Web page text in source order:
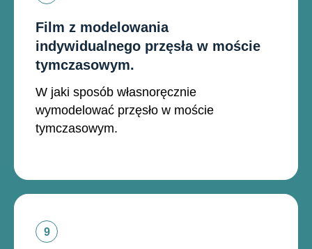
Film z modelowania
indywidualnego przęsła w moście
tymczasowym.
W jaki sposób własnoręcznie
wymodelować przęsło w moście
tymczasowym.